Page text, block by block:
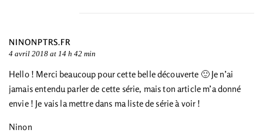
NINONPTRS.FR
4 avril 2018 at 14 h 42 min
Hello ! Merci beaucoup pour cette belle découverte 🙂 Je n’ai
jamais entendu parler de cette série, mais ton article m’a donné
envie ! Je vais la mettre dans ma liste de série à voir !
Ninon